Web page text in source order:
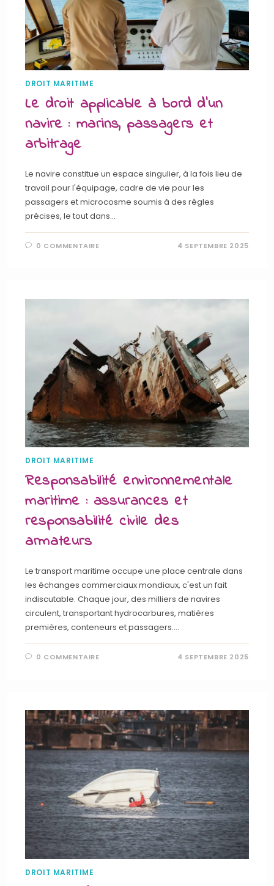
DROIT MARITIME
Le droit applicable à bord d’un
navire : marins, passagers et
arbitrage
Le navire constitue un espace singulier, à la fois lieu de
travail pour l'équipage, cadre de vie pour les
passagers et microcosme soumis à des règles
précises, le tout dans…
0 COMMENTAIRE 4 SEPTEMBRE 2025
DROIT MARITIME
Responsabilité environnementale
maritime : assurances et
responsabilité civile des
armateurs
Le transport maritime occupe une place centrale dans
les échanges commerciaux mondiaux, c'est un fait
indiscutable. Chaque jour, des milliers de navires
circulent, transportant hydrocarbures, matières
premières, conteneurs et passagers.…
0 COMMENTAIRE 4 SEPTEMBRE 2025
DROIT MARITIME